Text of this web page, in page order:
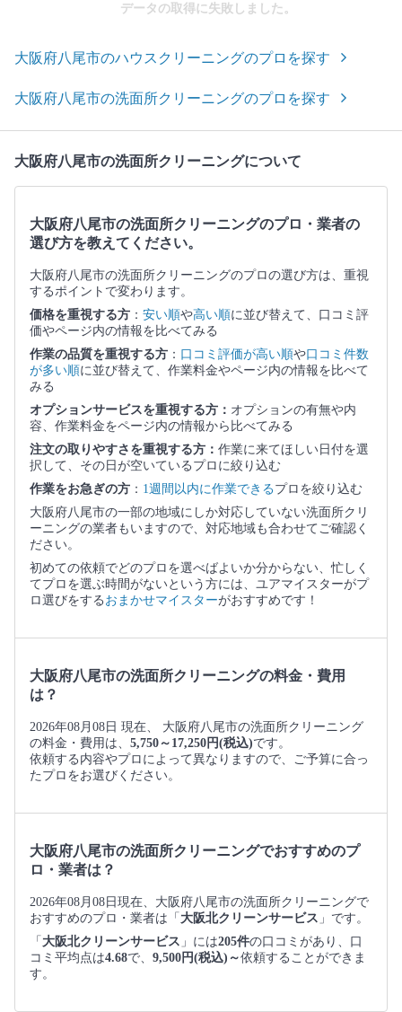
データの取得に失敗しました。
大阪府八尾市のハウスクリーニングのプロを探す
大阪府八尾市の洗面所クリーニングのプロを探す
大阪府八尾市の洗面所クリーニングについて
大阪府八尾市の洗面所クリーニングのプロ・業者の
選び方を教えてください。
大阪府八尾市の洗面所クリーニングのプロの選び方は、重視
するポイントで変わります。
価格を重視する方 ： 安い順や高い順に並び替えて、口コミ評
価やページ内の情報を比べてみる
作業の品質を重視する方 ： 口コミ評価が高い順や口コミ件数
が多い順に並び替えて、作業料金やページ内の情報を比べて
みる
オプションサービスを重視する方： オプションの有無や内
容、作業料金をページ内の情報から比べてみる
注文の取りやすさを重視する方： 作業に来てほしい日付を選
択して、その日が空いているプロに絞り込む
作業をお急ぎの方 ： 1週間以内に作業できるプロを絞り込む
大阪府八尾市の一部の地域にしか対応していない洗面所クリ
ーニングの業者もいますので、対応地域も合わせてご確認く
ださい。
初めての依頼でどのプロを選べばよいか分からない、忙しく
てプロを選ぶ時間がないという方には、ユアマイスターがプ
ロ選びをする おまかせマイスターがおすすめです！
大阪府八尾市の洗面所クリーニングの料金・費用
は？
2026年08月08日 現在、 大阪府八尾市の洗面所クリーニング
の料金・費用は、 5,750～17,250円(税込)です。
依頼する内容やプロによって異なりますので、ご予算に合っ
たプロをお選びください。
大阪府八尾市の洗面所クリーニングでおすすめのプ
ロ・業者は？
2026年08月08日現在、大阪府八尾市の洗面所クリーニングで
おすすめのプロ・業者は「 大阪北クリーンサービス 」です。
「 大阪北クリーンサービス 」には205件の口コミがあり、口
コミ平均点は4.68で、 9,500円(税込)～依頼することができま
す。